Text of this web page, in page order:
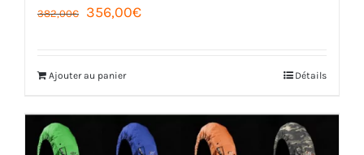
382,00 €
Le
était :
382,00€.
356,00€Le
356,00€.
Ajouter au panier Détails